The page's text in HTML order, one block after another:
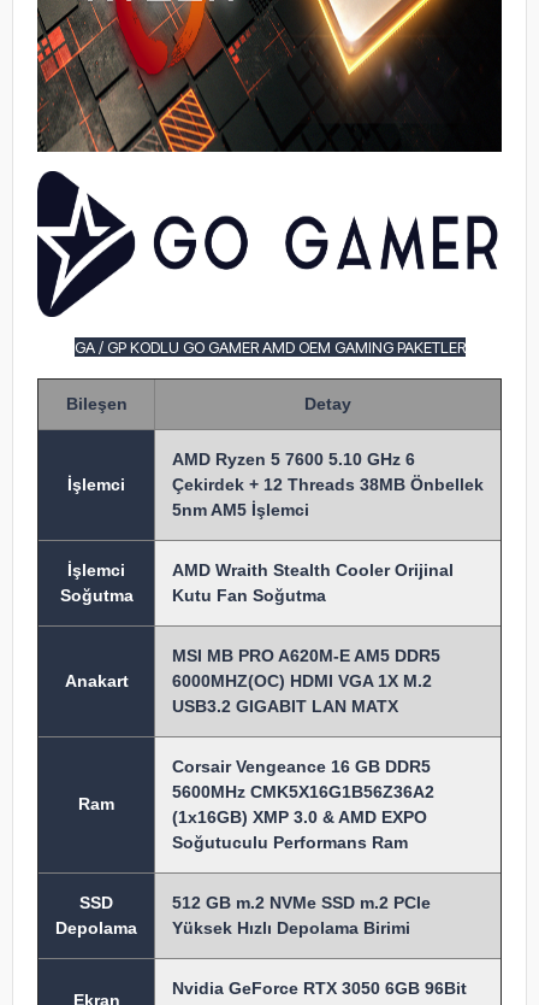
GA / GP KODLU GO GAMER AMD OEM GAMING PAKETLER
Bileşen Detay
İşlemci
AMD Ryzen 5 7600 5.10 GHz 6
Çekirdek + 12 Threads 38MB Önbellek
5nm AM5 İşlemci
İşlemci
Soğutma
AMD Wraith Stealth Cooler Orijinal
Kutu Fan Soğutma
Anakart
MSI MB PRO A620M-E AM5 DDR5
6000MHZ(OC) HDMI VGA 1X M.2
USB3.2 GIGABIT LAN MATX
Ram
Corsair Vengeance 16 GB DDR5
5600MHz CMK5X16G1B56Z36A2
(1x16GB) XMP 3.0 & AMD EXPO
Soğutuculu Performans Ram
SSD
Depolama
512 GB m.2 NVMe SSD m.2 PCIe
Yüksek Hızlı Depolama Birimi
Ekran
Nvidia GeForce RTX 3050 6GB 96Bit